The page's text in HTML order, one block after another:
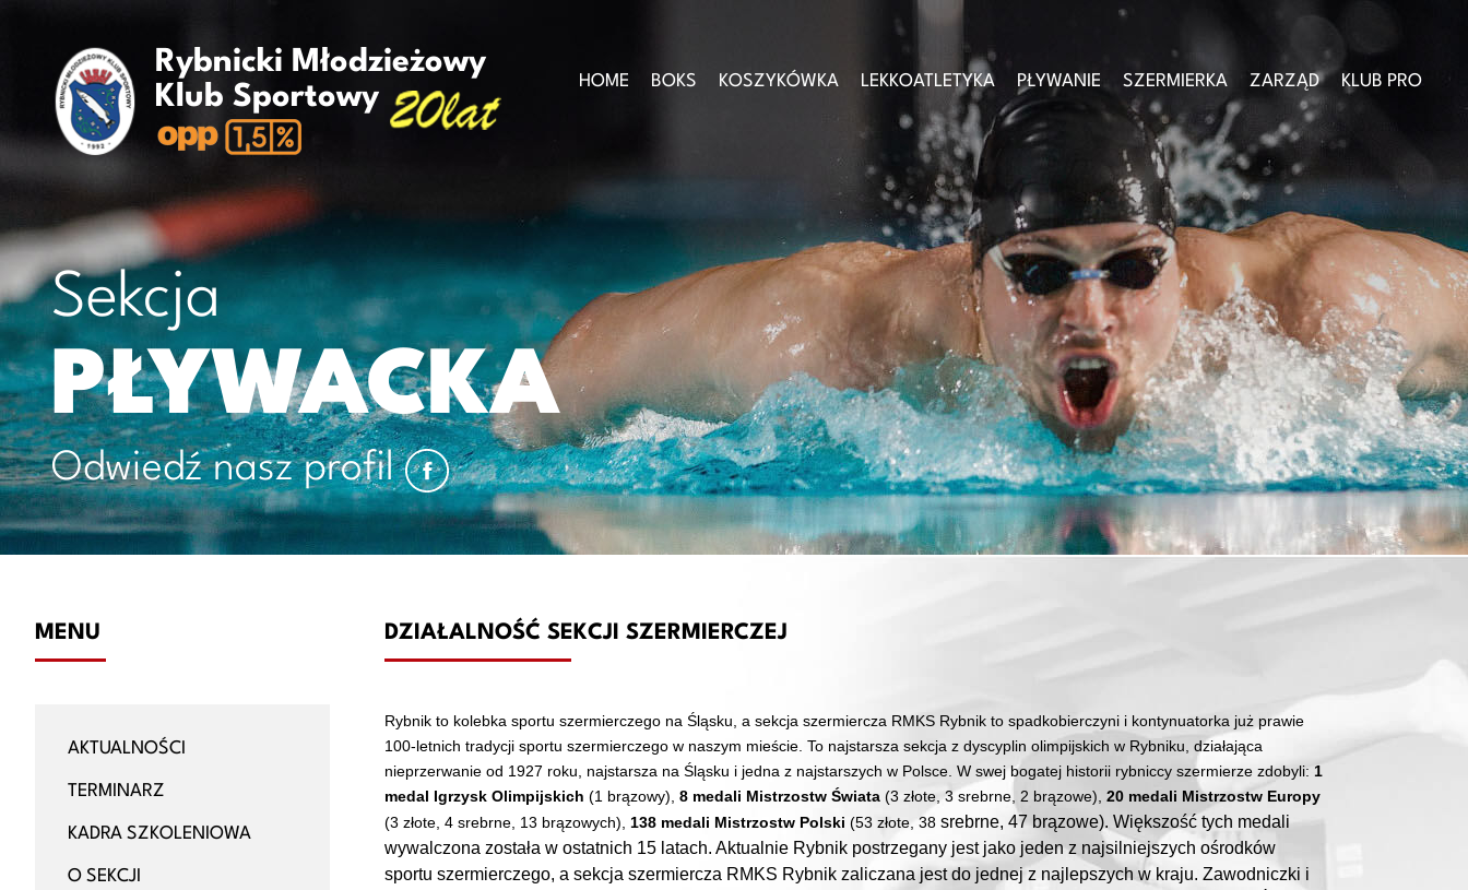
Rybnicki Młodzieżowy
Klub Sportowy
HOME BOKS KOSZYKÓWKA LEKKOATLETYKA PŁYWANIE SZERMIERKA ZARZĄD KLUB PRO
Sekcja
PŁYWACKA
Odwiedź nasz profil
MENU
AKTUALNOŚCI
TERMINARZ
KADRA SZKOLENIOWA
O SEKCJI
DZIAŁALNOŚĆ SEKCJI SZERMIERCZEJ
Rybnik to kolebka sportu szermierczego na Śląsku, a sekcja szermiercza RMKS Rybnik to spadkobierczyni i kontynuatorka już prawie
100-letnich tradycji sportu szermierczego w naszym mieście. To najstarsza sekcja z dyscyplin olimpijskich w Rybniku, działająca
nieprzerwanie od 1927 roku, najstarsza na Śląsku i jedna z najstarszych w Polsce. W swej bogatej historii rybniccy szermierze zdobyli: 1
medal Igrzysk Olimpijskich (1 brązowy) 8 medali Mistrzostw Świata (3 złote, 3 srebrne, 2 brązowe), 20 medali Mistrzostw Europy
(3 złote, 4 srebrne, 13 brązowych), 138 medali Mistrzostw Polski (53 złote, 38 srebrne, 47 brązowe). Większość tych medali
wywalczona została w ostatnich 15 latach. Aktualnie Rybnik postrzegany jest jako jeden z najsilniejszych ośrodków
sportu szermierczego, a sekcja szermiercza RMKS Rybnik zaliczana jest do jednej z najlepszych w kraju. Zawodniczki i